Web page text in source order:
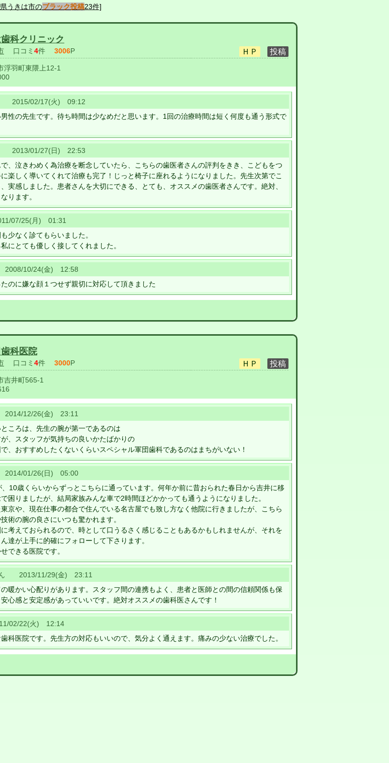
うきは市のブラック投稿23件]
科クリニック
口コミ 4件 3006P
浮羽町東隈上12-1
2015/02/17(火) 09:12
性の先生です。待ち時間は少なめだと思います。1回の治療時間は短く何度も通う形式で
2013/01/27(日) 22:53
、泣きわめく為治療を断念していたら、こちらの歯医者さんの評判をきき、こどもをつ
楽しく導いてくれて治療も完了！じっと椅子に座れるようになりました。先生次第でこ
実感しました。患者さんを大切にできる、とても、オススメの歯医者さんです。絶対、
ります。
07/25(月) 01:31
少なく診てもらいました。
にとても優しく接してくれました。
10/24(金) 12:58
のに嫌な顔１つせず親切に対応して頂きました
科医院
口コミ 4件 3000P
吉井町565-1
12/26(金) 23:11
ころは、先生の腕が第一であるのは
、スタッフが気持ちの良いかたばかりの
、おすすめしたくないくらいスペシャル軍団歯科であるのはまちがいない！
01/26(日) 05:00
10歳くらいからずっとこちらに通っています。何年か前に昔おられた春日から吉井に移
困りましたが、結局家族みんな車で2時間ほどかかっても通うようになりました。
京や、現在仕事の都合で住んでいる名古屋でも致し方なく他院に行きましたが、こちら
術の腕の良さにいつも驚かれます。
考えておられるので、時として口うるさく感じることもあるかもしれませんが、それを
達が上手に的確にフォローして下さります。
できる医院です。
ん 2013/11/29(金) 23:11
暖かい心配りがあります。スタッフ間の連携もよく、患者と医師との間の信頼関係も保
心感と安定感があっていいです。絶対オススメの歯科医さんです！
02/22(火) 12:14
科医院です。先生方の対応もいいので、気分よく通えます。痛みの少ない治療でした。